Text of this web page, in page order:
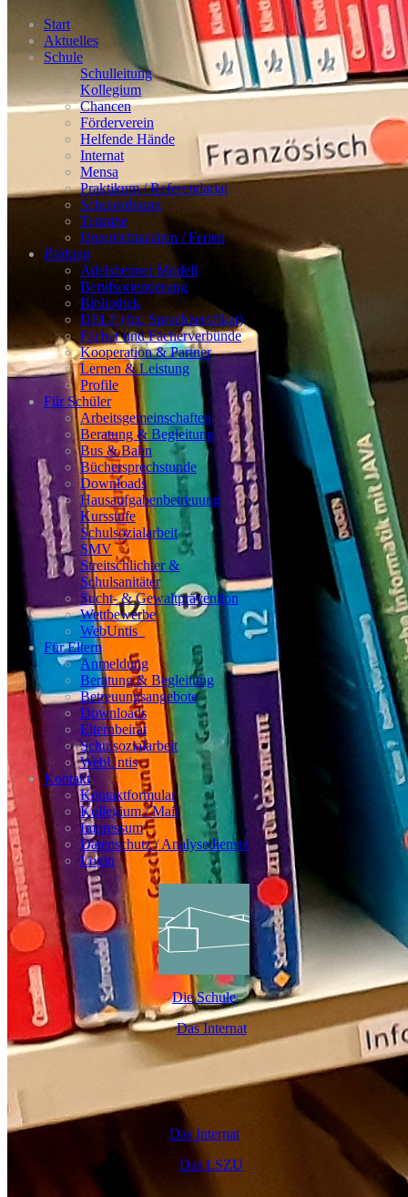
Start
Aktuelles
Schule
Schulleitung
Kollegium
Chancen
Förderverein
Helfende Hände
Internat
Mensa
Praktikum / Referendariat
Schulordnung
Termine
Unterrichtszeiten / Ferien
Bildung
Adelsheimer Modell
Berufsorientierung
Bibliothek
DELF (frz. Sprachzertifikat)
Fächer und Fächerverbünde
Kooperation & Partner
Lernen & Leistung
Profile
Für Schüler
Arbeitsgemeinschaften
Beratung & Begleitung
Bus & Bahn
Büchersprechstunde
Downloads
Hausaufgabenbetreuung
Kursstufe
Schulsozialarbeit
SMV
Streitschlichter &
Schulsanitäter
Sucht- & Gewaltprävention
Wettbewerbe
WebUntis_
Für Eltern
Anmeldung
Beratung & Begleitung
Betreuungsangebote
Downloads
Elternbeirat
Schulsozialarbeit
WebUntis
Kontakt
Kontaktformular
Kollegium / Mail
Impressum
Datenschutz / Analysedienste
Login
Die Schule
Das Internat